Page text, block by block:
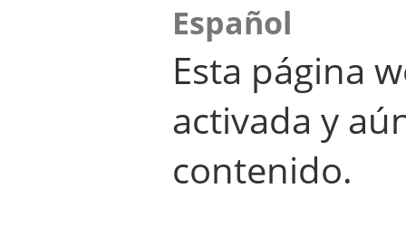
Español
Esta página
activada y
contenido.